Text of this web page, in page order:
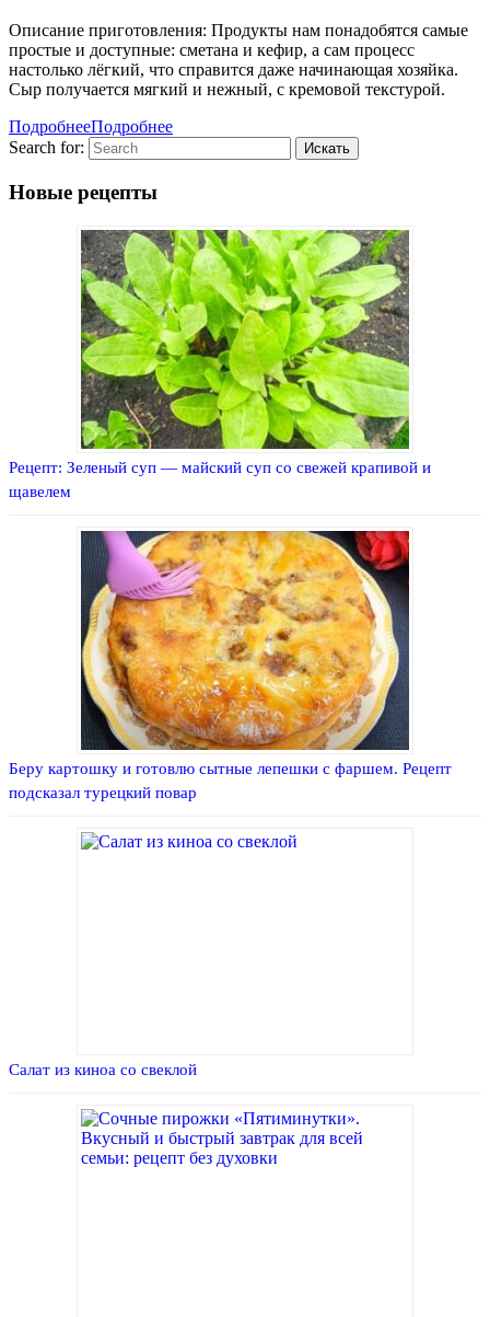
Описание приготовления: Продукты нам понадобятся самые
простые и доступные: сметана и кефир, а сам процесс
настолько лёгкий, что справится даже начинающая хозяйка.
Сыр получается мягкий и нежный, с кремовой текстурой.
ПодробнееПодробнее
Search for:
Новые рецепты
Рецепт: Зеленый суп — майский суп со свежей крапивой и
щавелем
Беру картошку и готовлю сытные лепешки с фаршем. Рецепт
подсказал турецкий повар
Салат из киноа со свеклой